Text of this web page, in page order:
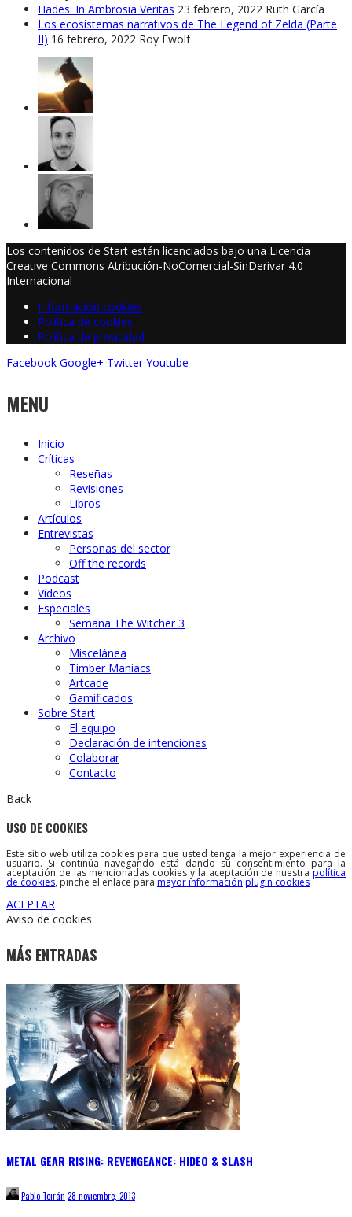
Hades: In Ambrosia Veritas 23 febrero, 2022 Ruth García
Los ecosistemas narrativos de The Legend of Zelda (Parte
II) 16 febrero, 2022 Roy Ewolf
Los contenidos de Start están licenciados bajo una Licencia
Creative Commons Atribución-NoComercial-SinDerivar 4.0
Internacional
Información cookies
Política de cookies
Política de privacidad
Facebook Google+ Twitter Youtube
MENU
Inicio
Críticas
Reseñas
Revisiones
Libros
Artículos
Entrevistas
Personas del sector
Off the records
Podcast
Vídeos
Especiales
Semana The Witcher 3
Archivo
Miscelánea
Timber Maniacs
Artcade
Gamificados
Sobre Start
El equipo
Declaración de intenciones
Colaborar
Contacto
Back
USO DE COOKIES
Este sitio web utiliza cookies para que usted tenga la mejor experiencia de
usuario. Si continúa navegando está dando su consentimiento para la
aceptación de las mencionadas cookies y la aceptación de nuestrapolítica
de cookies, pinche el enlace para mayor información.plugin cookies
ACEPTAR
Aviso de cookies
MÁS ENTRADAS
METAL GEAR RISING: REVENGEANCE: HIDEO & SLASH
Pablo Toirán 28 noviembre, 2013